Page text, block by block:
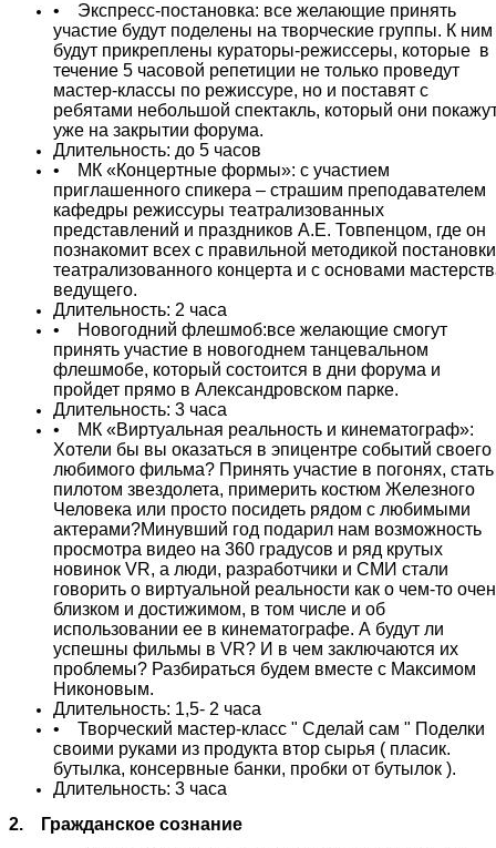
• Экспресс-постановка: все желающие принять
участие будут поделены на творческие группы. К ним
будут прикреплены кураторы-режиссеры, которые в
течение 5 часовой репетиции не только проведут
мастер-классы по режиссуре, но и поставят с
ребятами небольшой спектакль, который они
уже на закрытии форума.
Длительность: до 5 часов
• МК «Концертные формы»: с участием
приглашенного спикера – страшим преподавателем
кафедры режиссуры театрализованных
представлений и праздников А.Е. Товпенцом, где он
познакомит всех с правильной методикой постановки
театрализованного концерта и с основами
ведущего.
Длительность: 2 часа
• Новогодний флешмоб:все желающие смогут
принять участие в новогоднем танцевальном
флешмобе, который состоится в дни форума и
пройдет прямо в Александровском парке.
Длительность: 3 часа
• МК «Виртуальная реальность и кинематограф»:
Хотели бы вы оказаться в эпицентре событий своего
любимого фильма? Принять участие в погонях, стать
пилотом звездолета, примерить костюм Железного
Человека или просто посидеть рядом с любимыми
актерами?Минувший год подарил нам возможность
просмотра видео на 360 градусов и ряд крутых
новинок VR, а люди, разработчики и СМИ стали
говорить о виртуальной реальности как о чем-то
близком и достижимом, в том числе и об
использовании ее в кинематографе. А будут ли
успешны фильмы в VR? И в чем заключаются их
проблемы? Разбираться будем вместе с Максимом
Никоновым.
Длительность: 1,5- 2 часа
• Творческий мастер-класс " Сделай сам " Поделки
своими руками из продукта втор сырья ( пласик.
бутылка, консервные банки, пробки от бутылок ).
Длительность: 3 часа
2. Гражданское сознание